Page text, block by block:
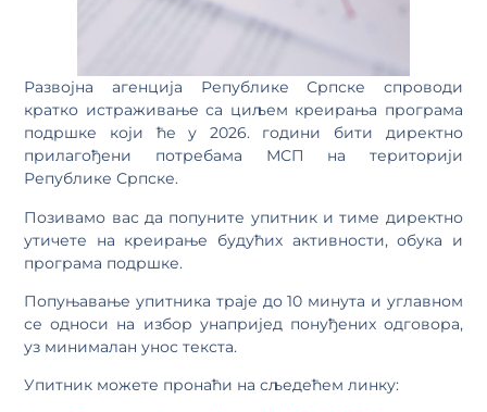
Развојна агенција Републике Српске спроводи
кратко истраживање са циљем креирања програма
подршке који ће у 2026. години бити директно
прилагођени потребама МСП на територији
Републике Српске.
Позивамо вас да попуните упитник и тиме директно
утичете на креирање будућих активности, обука и
програма подршке.
Попуњавање упитника траје до 10 минута и углавном
се односи на избор унапријед понуђених одговора,
уз минималан унос текста.
Упитник можете пронаћи на сљедећем линку: